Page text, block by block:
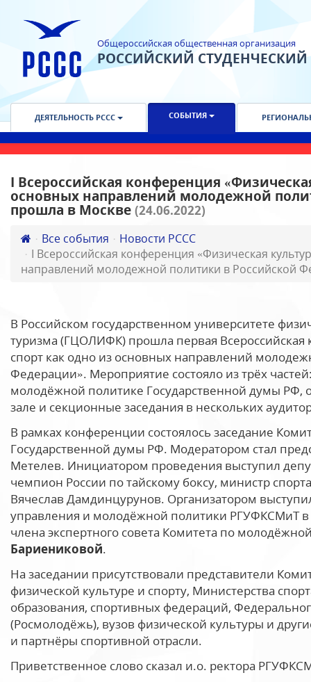
Общероссийская общественная организация
РОССИЙСКИЙ
ДЕЯТЕЛЬНОСТЬ РССС СОБЫТИЯ
I Всероссийская конференция
основных направлений молодежной
прошла в Москве (24.06.2022)
Все события
Новости РССС
I Всероссийская конференция «Физическая
направлений молодежной политики в Российской
В Российском государственном университете
туризма (ГЦОЛИФК) прошла первая Всероссийская
спорт как одно из основных направлений
Федерации». Мероприятие состояло из трёх
молодёжной политике Государственной думы РФ,
зале и секционные заседания в нескольких
В рамках конференции состоялось заседание
Государственной думы РФ. Модератором стал
Метелев. Инициатором проведения выступил
чемпион России по тайскому боксу, министр
Вячеслав Дамдинцурунов. Организатором
управления и молодёжной политики РГУФКСМиТ в
члена экспертного совета Комитета по
Бариениковой.
На заседании присутствовали представители
физической культуре и спорту, Министерства
образования, спортивных федераций,
(Росмолодёжь), вузов физической культуры и
и партнёры спортивной отрасли.
Приветственное слово сказал и.о. ректора